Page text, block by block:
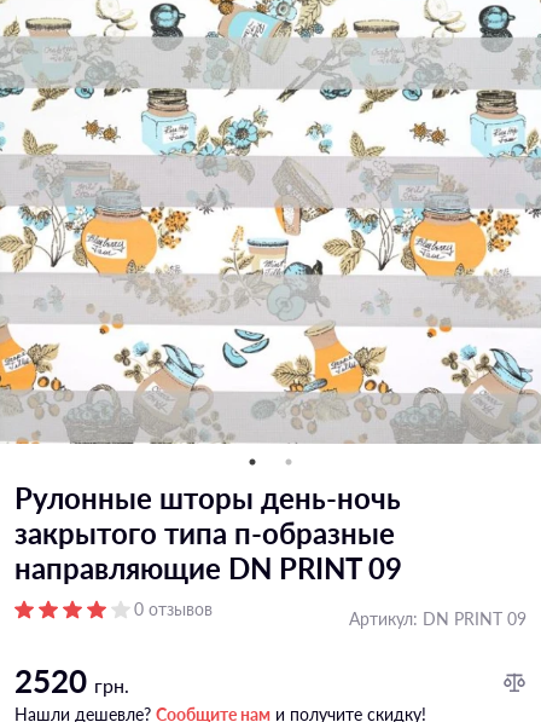
Рулонные шторы день-ночь
закрытого типа п-образные
направляющие DN PRINT 09
0 отзывов Артикул: DN PRINT 09
2520 грн.
Нашли дешевле? Сообщите нам и получите скидку!